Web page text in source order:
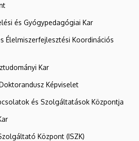
és Gyógypedagógiai Kar
Élelmiszerfejlesztési Koordinációs
Kar
Képviselet
és Szolgáltatások Központja
Központ (ISZK)